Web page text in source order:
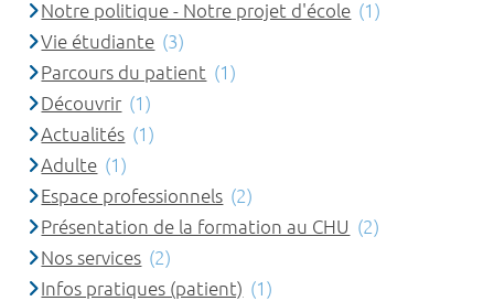
Notre politique - Notre projet d'école (1)
Vie étudiante (3)
Parcours du patient (1)
Découvrir (1)
Actualités (1)
Adulte (1)
Espace professionnels (2)
Présentation de la formation au CHU (2)
Nos services (2)
Infos pratiques (patient) (1)